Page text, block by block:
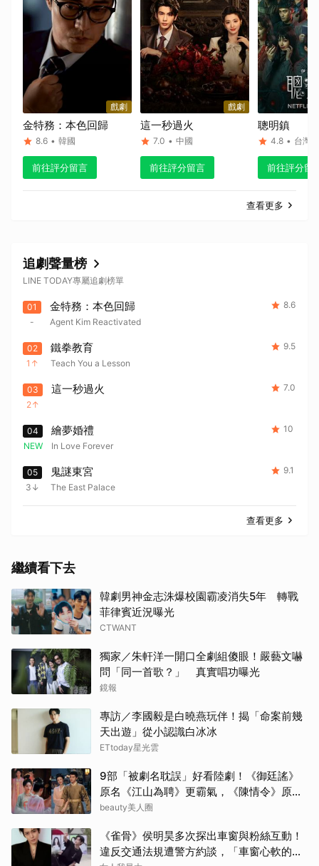
戲劇
金特務：本色回歸
8.6 • 韓國
前往評分留言
戲劇
這一秒過火
7.0 • 中國
前往評分留言
聰明鎮
4.8 • 台灣
前往評分留
查看更多
追劇聲量榜
LINE TODAY專屬追劇榜單
01
-
金特務：本色回歸
Agent Kim Reactivated
8.6
02
1
鐵拳教育
Teach You a Lesson
9.5
03
2
這一秒過火 7.0
04
NEW
繪夢婚禮
In Love Forever
10
05
3
鬼謎東宮
The East Palace
9.1
查看更多
繼續看下去
韓劇男神金志洙爆校園霸凌消失5年 轉戰
菲律賓近況曝光
CTWANT
獨家／朱軒洋一開口全劇組傻眼！嚴藝文嚇
問「同一首歌？」 真實唱功曝光
鏡報
專訪／李國毅是白曉燕玩伴！揭「命案前幾
天出遊」從小認識白冰冰
ETtoday星光雲
9部「被劇名耽誤」好看陸劇！《御廷謠》
原名《江山為聘》更霸氣，《陳情令》原名
好聽
beauty美人圈
《雀骨》侯明昊多次探出車窗與粉絲互動！
違反交通法規遭警方約談，「車窗心軟的